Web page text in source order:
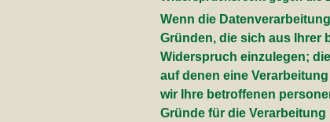
Wenn die
Gründen, die sich aus Ihrer
Widerspruch einzulegen;
auf denen eine
wir Ihre betroffenen
Gründe für die